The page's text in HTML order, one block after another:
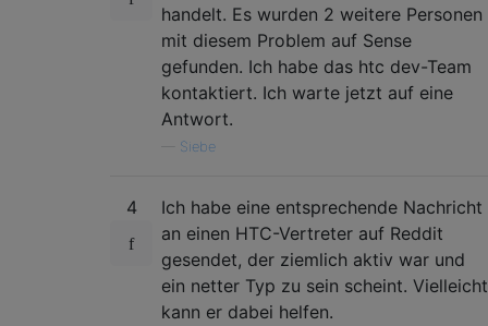
handelt. Es wurden 2 weitere Personen
mit diesem Problem auf Sense
gefunden. Ich habe das htc dev-Team
kontaktiert. Ich warte jetzt auf eine
Antwort.
Siebe
4
Ich habe eine entsprechende Nachricht
an einen HTC-Vertreter auf Reddit
gesendet, der ziemlich aktiv war und
ein netter Typ zu sein scheint. Vielleicht
kann er dabei helfen.